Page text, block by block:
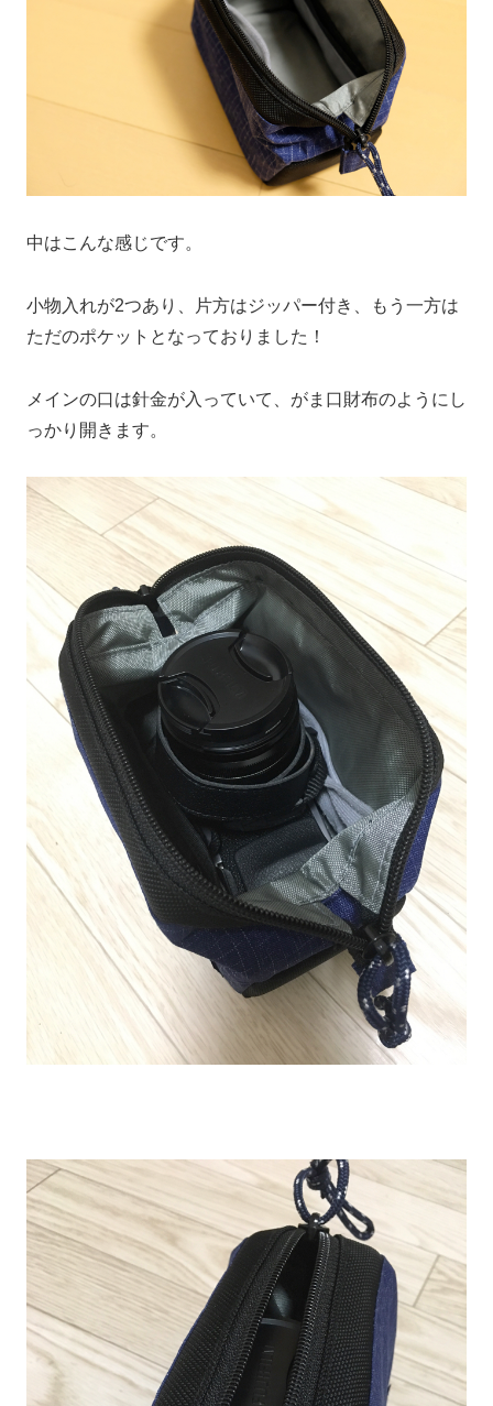
中はこんな感じです。
小物入れが2つあり、片方はジッパー付き、もう一方は
ただのポケットとなっておりました！
メインの口は針金が入っていて、がま口財布のようにし
っかり開きます。